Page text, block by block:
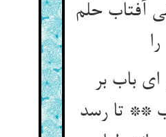
آفتاب حلم
را
ای باب بر
** تا رسد